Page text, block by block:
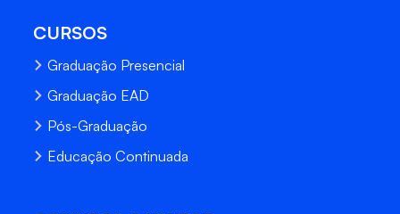
CURSOS
Graduação Presencial
Graduação EAD
Pós-Graduação
Educação Continuada